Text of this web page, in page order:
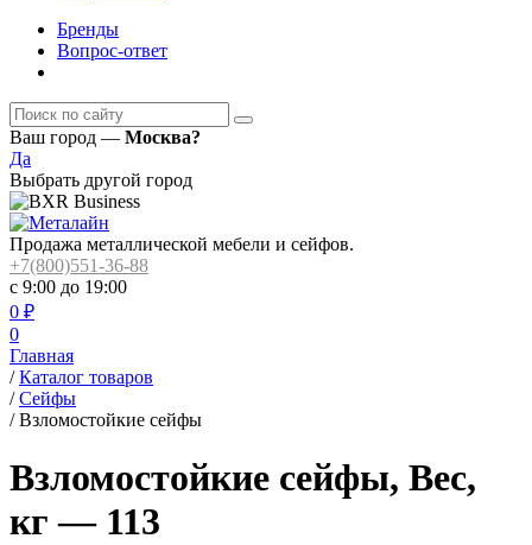
Бренды
Вопрос-ответ
Ваш город — Москва?
Да
Выбрать другой город
Продажа металлической мебели и сейфов.
+7(800)551-36-88
с 9:00 до 19:00
0 ₽
0
Главная
/ Каталог товаров
/ Сейфы
/ Взломостойкие сейфы
Взломостойкие сейфы, Вес,
кг — 113